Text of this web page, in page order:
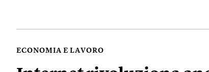
ECONOMIA E LAVORO